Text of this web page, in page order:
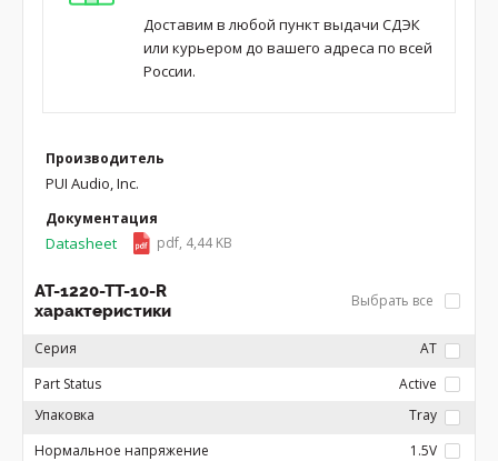
Доставим в любой пункт выдачи СДЭК
или курьером до вашего адреса по всей
России.
Производитель
PUI Audio, Inc.
Документация
Datasheet pdf, 4,44 KB
AT-1220-TT-10-R
характеристики
Выбрать все
Серия
AT
Part Status
Active
Упаковка
Tray
Нормальное напряжение
1.5V